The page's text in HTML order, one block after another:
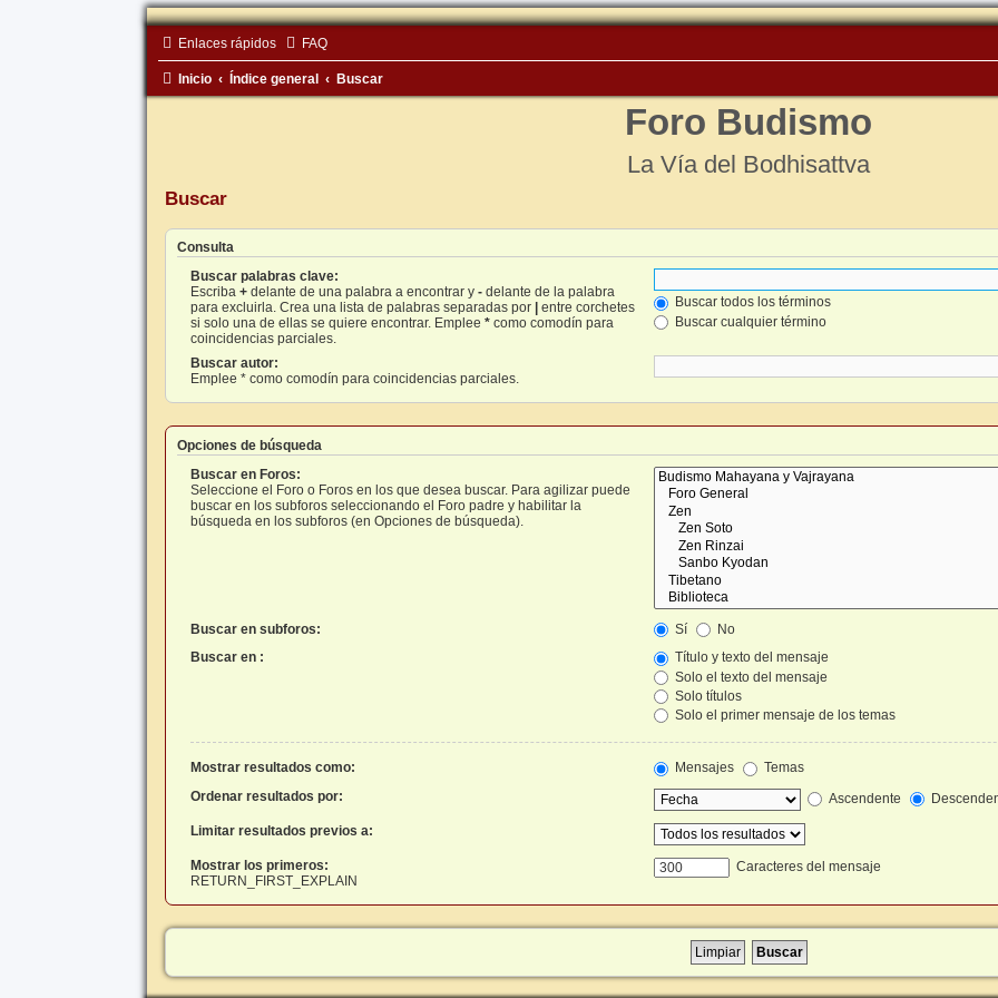
Enlaces rápidos FAQ
Inicio Índice general Buscar
Foro Budismo
La Vía del Bodhisattva
Buscar
Consulta
Buscar palabras clave:
Escriba +delante de una palabra a encontrar y -delante de la palabra
para excluirla. Crea una lista de palabras separadas por
entre corchetes
si solo una de ellas se quiere encontrar. Emplee *como comodín para
coincidencias parciales.
Buscar todos los términos
Buscar cualquier término
Buscar autor:
Emplee * como comodín para coincidencias parciales.
Opciones de búsqueda
Buscar en Foros:
Seleccione el Foro o Foros en los que desea buscar. Para agilizar puede
buscar en los subforos seleccionando el Foro padre y habilitar la
búsqueda en los subforos (en Opciones de búsqueda).
Buscar en subforos: Sí
No
Buscar en :
Título y texto del mensaje
Solo el texto del mensaje
Solo títulos
Solo el primer mensaje de los temas
Mostrar resultados como: Mensajes
Temas
Ordenar resultados por:
Ascendente
Limitar resultados previos a:
Mostrar los primeros:
RETURN_FIRST_EXPLAIN
Caracteres del mensaje